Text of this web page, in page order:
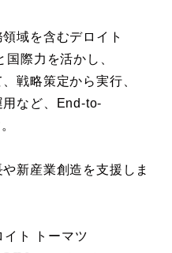
域を含むデロイト
国際力を活かし、
戦略策定から実行、
用など、End-to-
新産業創造を支援しま
ト トーマツ